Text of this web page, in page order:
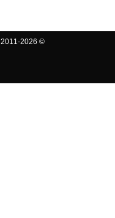
2011-2026 ©